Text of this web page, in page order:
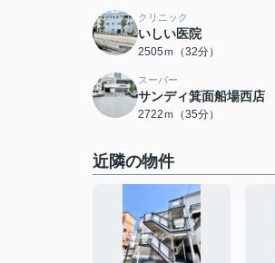
クリニック
いしい医院
2505ｍ（32分）
スーパー
サンディ箕面船場西店
2722ｍ（35分）
近隣の物件